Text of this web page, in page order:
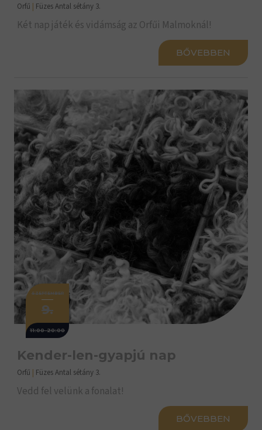
Orfű | Füzes Antal sétány 3.
Két nap játék és vidámság az Orfűi Malmoknál!
BŐVEBBEN
SZEPTEMBER
9.
11:00-20:00
Kender-len-gyapjú nap
Orfű | Füzes Antal sétány 3.
Vedd fel velünk a fonalat!
BŐVEBBEN